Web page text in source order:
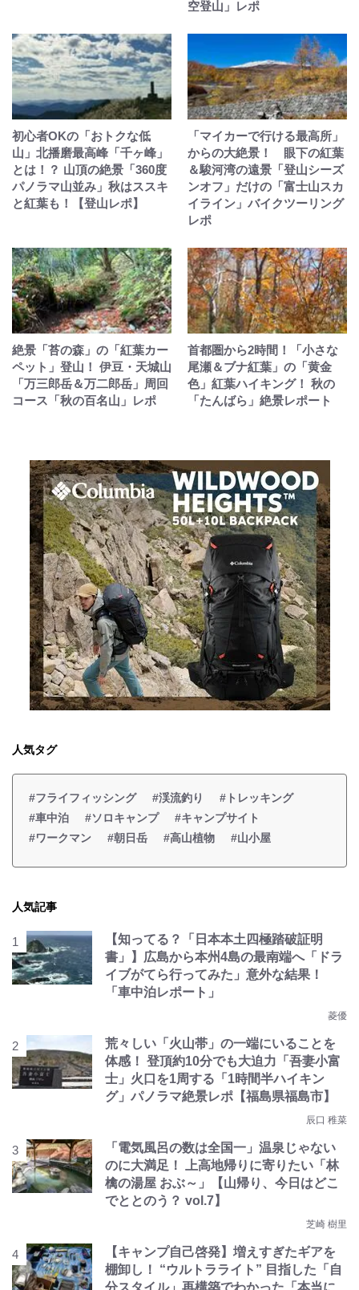
空登山」レポ
初心者OKの「おトクな低
山」北播磨最高峰「千ヶ峰」
とは！？ 山頂の絶景「360度
パノラマ山並み」秋はススキ
と紅葉も！【登山レポ】
「マイカーで行ける最高所」
からの大絶景！ 眼下の紅葉
＆駿河湾の遠景「登山シーズ
ンオフ」だけの「富士山スカ
イライン」バイクツーリング
レポ
絶景「苔の森」の「紅葉カー
ペット」登山！ 伊豆・天城山
「万三郎岳＆万二郎岳」周回
コース「秋の百名山」レポ
首都圏から2時間！「小さな
尾瀬＆ブナ紅葉」の「黄金
色」紅葉ハイキング！ 秋の
「たんばら」絶景レポート
人気タグ
#フライフィッシング #渓流釣り
#トレッキング
#車中泊
#ソロキャンプ
#キャンプサイト
#ワークマン
#朝日岳 #高山植物 #山小屋
人気記事
【知ってる？「日本本土四極踏破証明
書」】広島から本州4島の最南端へ「ドラ
イブがてら行ってみた」意外な結果！
「車中泊レポート」
菱優
荒々しい「火山帯」の一端にいることを
体感！ 登頂約10分でも大迫力「吾妻小富
士」火口を1周する「1時間半ハイキン
グ」パノラマ絶景レポ【福島県福島市】
辰口 稚菜
「電気風呂の数は全国一」温泉じゃない
のに大満足！ 上高地帰りに寄りたい「林
檎の湯屋 おぶ～」【山帰り、今日はどこ
でととのう？ vol.7】
芝崎 樹里
【キャンプ自己啓発】増えすぎたギアを
棚卸し！ “ウルトラライト” 目指した「自
分スタイル」再構築でわかった「本当に